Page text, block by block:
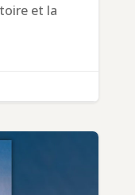
et la